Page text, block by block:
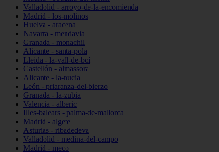
Valladolid - arroyo-de-la-encomienda
Madrid - los-molinos
Huelva - aracena
Navarra - mendavia
Granada - monachil
Alicante - santa-pola
Lleida - la-vall-de-boí
Castellón - almassora
Alicante - la-nucia
León - priaranza-del-bierzo
Granada - la-zubia
Valencia - alberic
Illes-balears - palma-de-mallorca
Madrid - algete
Asturias - ribadedeva
Valladolid - medina-del-campo
Madrid - meco